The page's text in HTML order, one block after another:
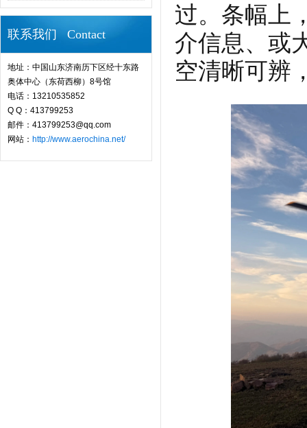
联系我们 Contact
地址：中国山东济南历下区经十东路
奥体中心（东荷西柳）8号馆
电话：13210535852
Q Q：413799253
邮件：413799253@qq.com
网站： http://www.aerochina.net/
过。条幅上
介信息、或
空清晰可辨